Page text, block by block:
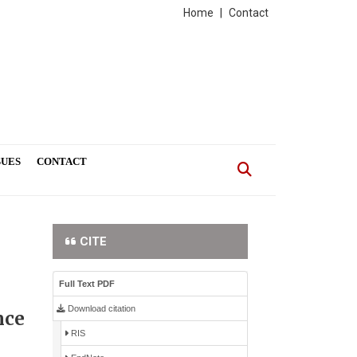
Contact
Home
CONTACT
CITE
Full Text PDF
Download citation
RIS